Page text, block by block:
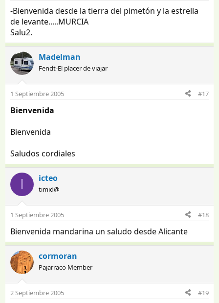
-Bienvenida desde la tierra del pimetón y la estrella
de levante.....MURCIA
Salu2.
Madelman
Fendt-El placer de viajar
1 Septiembre 2005 #17
Bienvenida
Bienvenida
Saludos cordiales
I icteo
timid@
1 Septiembre 2005 #18
Bienvenida mandarina un saludo desde Alicante
cormoran
Pajarraco Member
2 Septiembre 2005 #19